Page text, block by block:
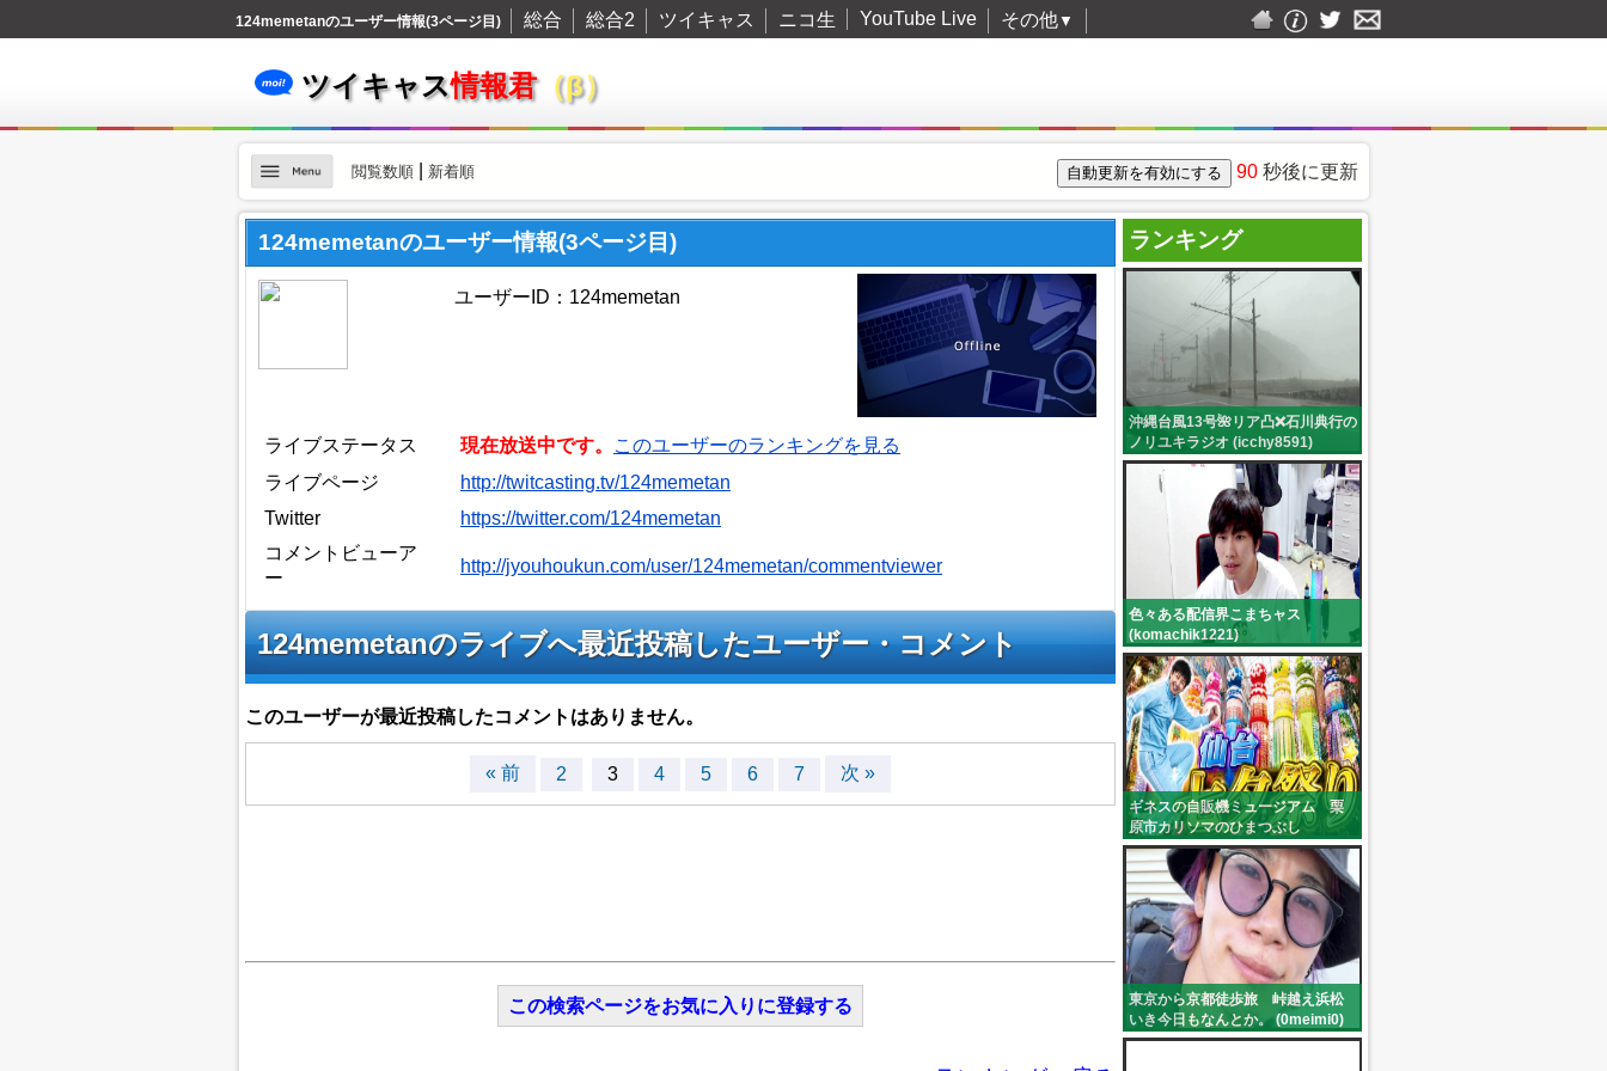
124memetanのユーザー情報(3ページ目) 総合 総合2 ツイキャス ニコ生 YouTube Live その他▼
ツイキャス情報君（β）
閲覧数順| 新着順 90秒後に更新
124memetanのユーザー情報(3ページ目)
ユーザーID：124memetan
ライブステータス 現在放送中です。
このユーザーのランキングを見る
ライブページ
http://twitcasting.tv/124memetan
Twitter
https://twitter.com/124memetan
コメントビューア
ー
http://jyouhoukun.com/user/124memetan/commentviewer
124memetanのライブへ最近投稿したユーザー・コメント
このユーザーが最近投稿したコメントはありません。
« 前 2 3 4 5 6 7 次 »
この検索ページをお気に入りに登録する
ランキング
沖縄台風13号🌺リア凸❌石川典行の
ノリユキラジオ (icchy8591)
色々ある配信界こまちャス
(komachik1221)
ギネスの自販機ミュージアム 栗
原市カリソマのひまつぶし
(niko_yumepirika)
東京から京都徒歩旅 峠越え浜松
いき今日もなんとか。 (0meimi0)